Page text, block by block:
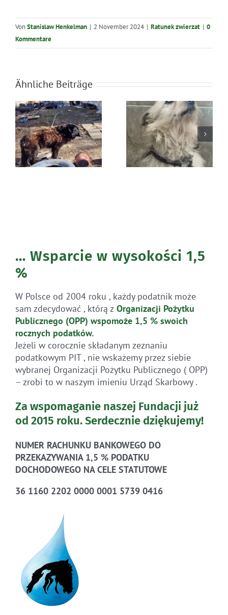
VonStanislaw Henkelman | 2 November 2024 | Ratunek zwierzat | 0
Kommentare
Ähnliche Beiträge
Błąkała się
sama w lesie
Ratunek Lesia
… Wsparcie w wysokości 1,5
%
W Polsce od 2004 roku , każdy podatnik może
sam zdecydować , którą zOrganizacji Pożytku
Publicznego (OPP) wspomoże 1,5 % swoich
rocznych podatków.
Jeżeli w corocznie składanym zeznaniu
podatkowym PIT , nie wskażemy przez siebie
wybranej Organizacji Pożytku Publicznego ( OPP)
– zrobi to w naszym imieniu Urząd Skarbowy .
Za wspomaganie naszej Fundacji już
od 2015 roku.Serdecznie dziękujemy!
NUMER RACHUNKU BANKOWEGO DO
PRZEKAZYWANIA 1,5 % PODATKU
DOCHODOWEGO NA CELE STATUTOWE
36 1160 2202 0000 0001 5739 0416